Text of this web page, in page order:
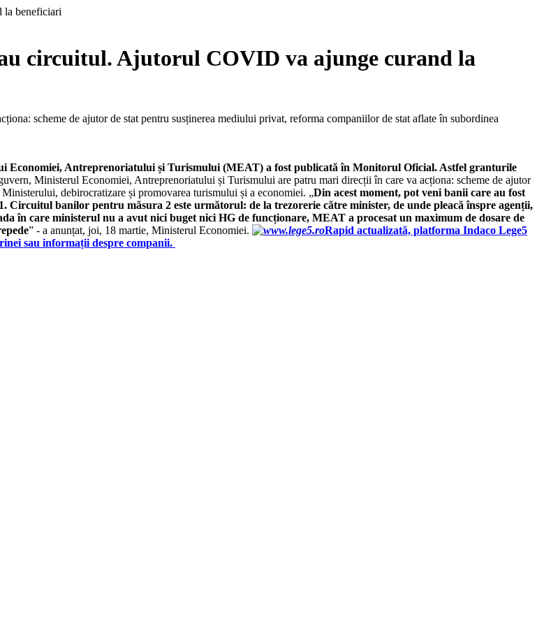
circuitul. Ajutorul COVID va ajunge curand la
scheme de ajutor de stat pentru susținerea mediului privat, reforma companiilor de stat aflate în subordinea
Economiei, Antreprenoriatului și Turismului (MEAT) a fost publicată în Monitorul Oficial. Astfel granturile
Ministerul Economiei, Antreprenoriatului și Turismului are patru mari direcții în care va acționa: scheme de ajutor
debirocratizare și promovarea turismului și a economiei. „Din acest moment, pot veni banii care au fost
Circuitul banilor pentru măsura 2 este următorul: de la trezorerie către minister, de unde pleacă înspre agenții,
în care ministerul nu a avut nici buget nici HG de funcționare, MEAT a procesat un maximum de dosare de
” - a anunțat, joi, 18 martie, Ministerul Economiei.
Rapid actualizată, platforma Indaco Lege5
sau informații despre companii.